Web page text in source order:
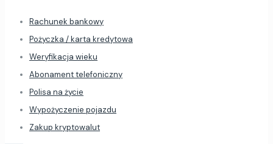
Rachunek bankowy
Pożyczka / karta kredytowa
Weryfikacja wieku
Abonament telefoniczny
Polisa na życie
Wypożyczenie pojazdu
Zakup kryptowalut